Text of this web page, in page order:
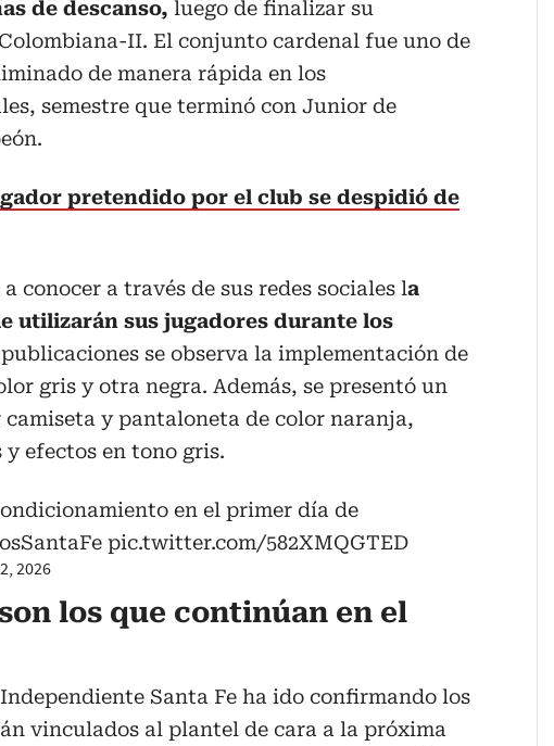
de descanso, luego de finalizar su
II. El conjunto cardenal fue uno de
de manera rápida en los
semestre que terminó con Junior de
pretendido por el club se despidió de
conocer a través de sus redes sociales la
utilizarán sus jugadores durante los
se observa la implementación de
gris y otra negra. Además, se presentó un
y pantaloneta de color naranja,
efectos en tono gris.
en el primer día de
pic.twitter.com/582XMQGTED
2026
los que continúan en el
Santa Fe ha ido confirmando los
vinculados al plantel de cara a la próxima